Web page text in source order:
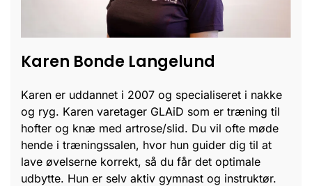
Karen Bonde Langelund
Karen er uddannet i 2007 og specialiseret i nakke
og ryg. Karen varetager GLAiD som er træning til
hofter og knæ med artrose/slid. Du vil ofte møde
hende i træningssalen, hvor hun guider dig til at
lave øvelserne korrekt, så du får det optimale
udbytte. Hun er selv aktiv gymnast og instruktør.